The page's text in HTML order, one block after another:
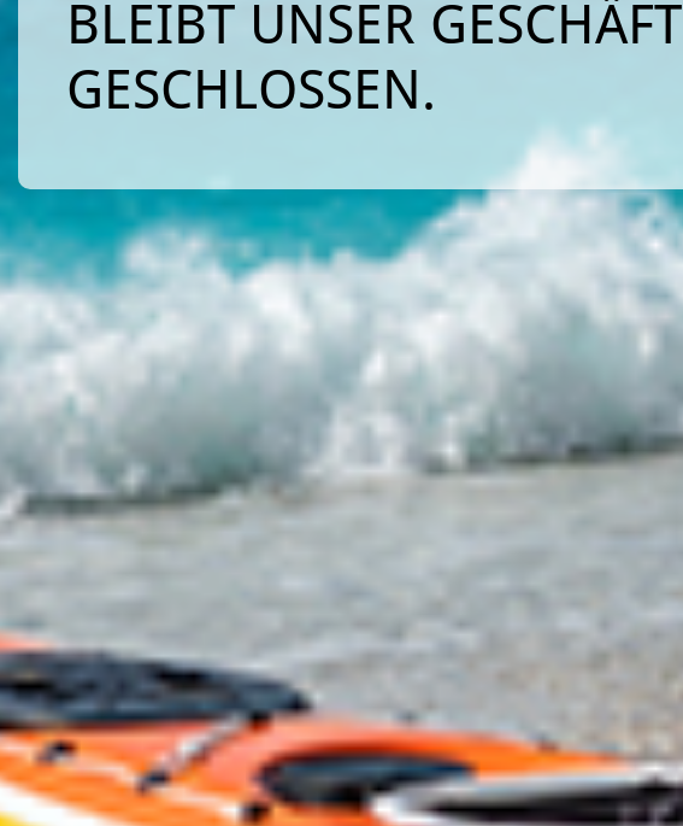
BLEIBT UNSER GESCHÄFT
GESCHLOSSEN.